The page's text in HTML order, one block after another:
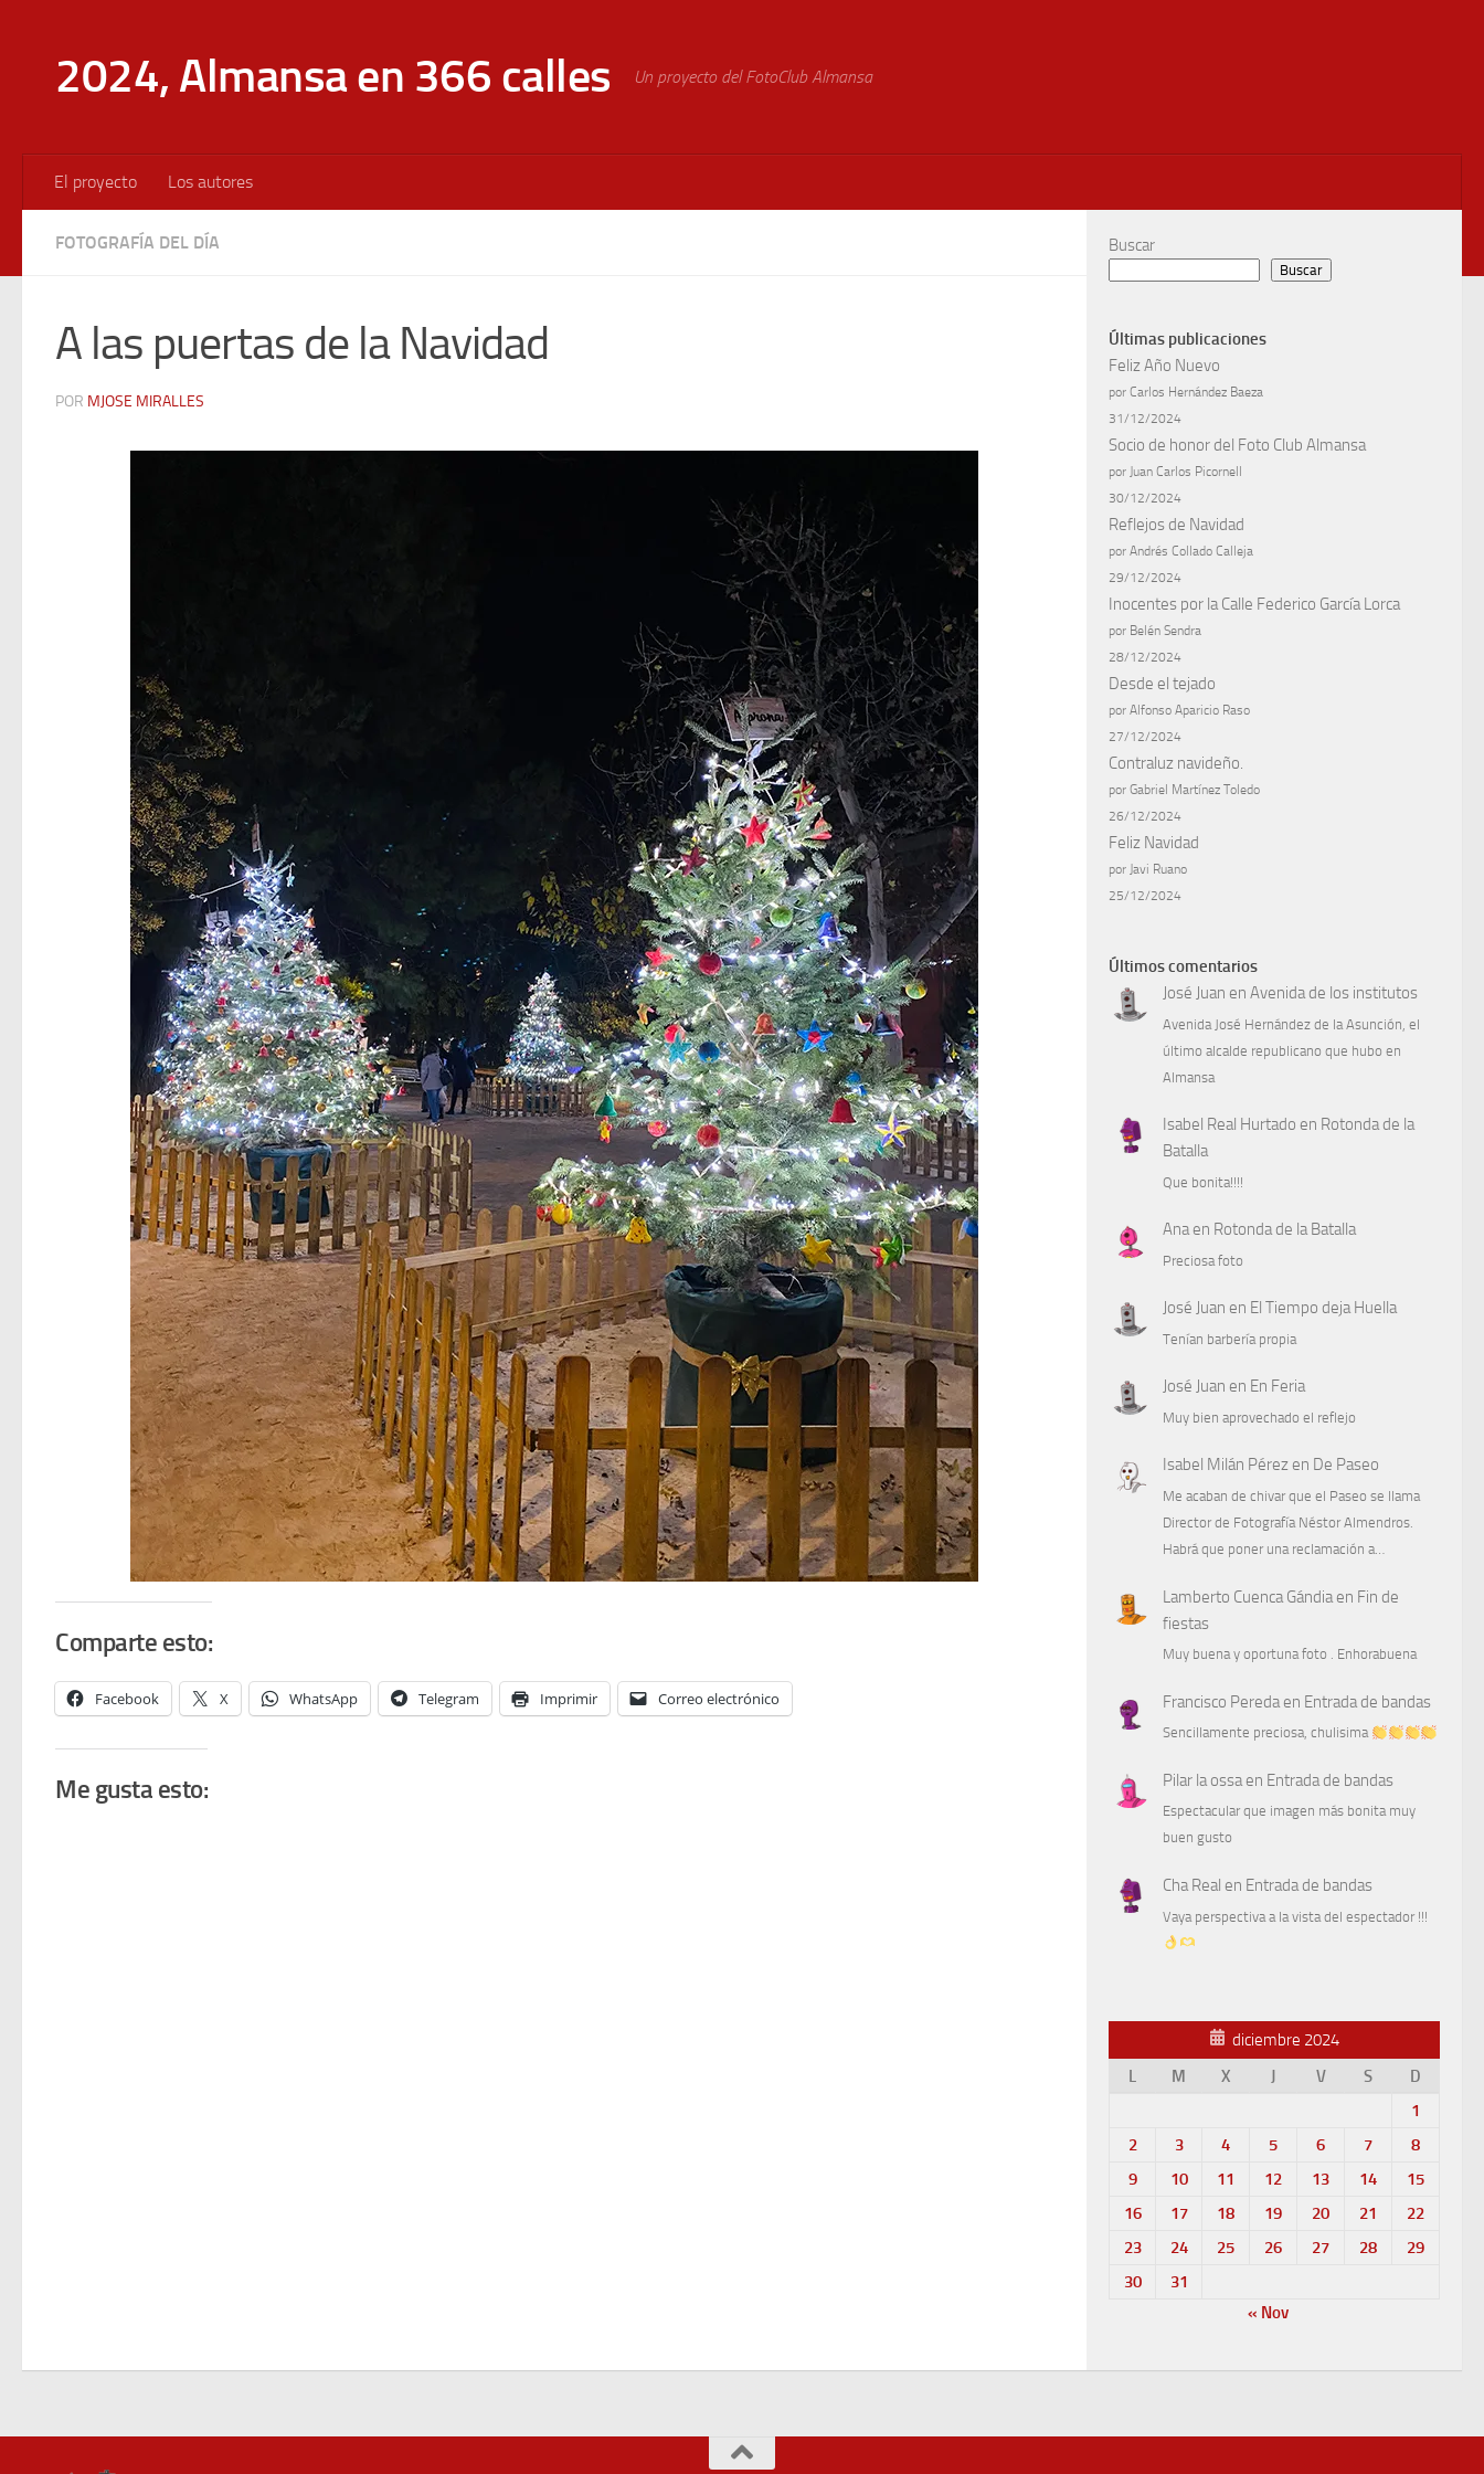
2024, Almansa en 366 calles Un proyecto del FotoClub Almansa
El proyecto Los autores
FOTOGRAFÍA DEL DÍA
A las puertas de la Navidad
POR MJOSE MIRALLES
Comparte esto:
Facebook X WhatsApp Telegram Imprimir Correo electrónico
Me gusta esto:
Buscar
Buscar
Últimas publicaciones
Feliz Año Nuevo
por Carlos Hernández Baeza
31/12/2024
Socio de honor del Foto Club Almansa
por Juan Carlos Picornell
30/12/2024
Reflejos de Navidad
por Andrés Collado Calleja
29/12/2024
Inocentes por la Calle Federico García Lorca
por Belén Sendra
28/12/2024
Desde el tejado
por Alfonso Aparicio Raso
27/12/2024
Contraluz navideño.
por Gabriel Martínez Toledo
26/12/2024
Feliz Navidad
por Javi Ruano
25/12/2024
Últimos comentarios
José Juan en Avenida de los institutos
Avenida José Hernández de la Asunción, el
último alcalde republicano que hubo en
Almansa
Isabel Real Hurtado en Rotonda de la
Batalla
Que bonita!!!!
Anaen Rotonda de la Batalla
Preciosa foto
José Juan en El Tiempo deja Huella
Tenían barbería propia
José Juan en En Feria
Muy bien aprovechado el reflejo
Isabel Milán Pérezen De Paseo
Me acaban de chivar que el Paseo se llama
Director de Fotografía Néstor Almendros.
Habrá que poner una reclamación a…
Lamberto Cuenca Gándiaen Fin de
fiestas
Muy buena y oportuna foto . Enhorabuena
Francisco Peredaen Entrada de bandas
Sencillamente preciosa, chulisima
Pilar la ossaen Entrada de bandas
Espectacular que imagen más bonita muy
buen gusto
Cha Real en Entrada de bandas
Vaya perspectiva a la vista del espectador !!!
diciembre 2024
L
M X J V S
D
1
2
3 4 5 6 7
8
9
10 11 12 13 14
15
16
17 18 19 20 21
22
23
24 25 26 27 28
29
30
31
« Nov